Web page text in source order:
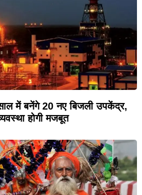
में बनेंगे 20 नए बिजली उपकेंद्र,
होगी मजबूत